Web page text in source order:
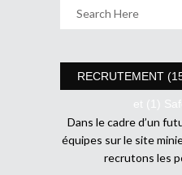
RECRUTEMENT
et (1)
Dans le cadre d’un
équipes sur le site
recrutons les